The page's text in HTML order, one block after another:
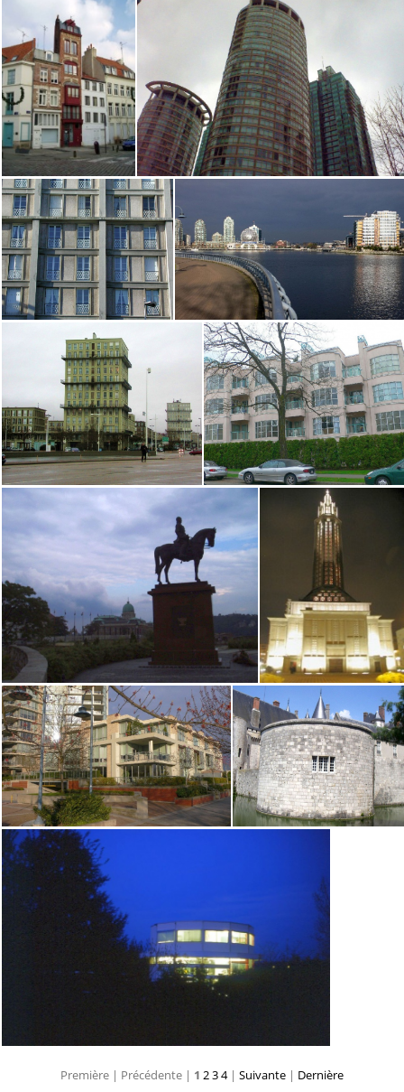
Première | Précédente | 1 234 | Suivante | Dernière